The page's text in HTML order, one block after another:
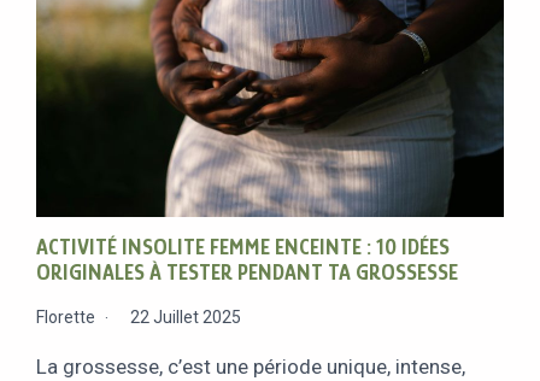
ACTIVITÉ INSOLITE FEMME ENCEINTE : 10 IDÉES
ORIGINALES À TESTER PENDANT TA GROSSESSE
Florette 22 Juillet 2025
La grossesse, c’est une période unique, intense,